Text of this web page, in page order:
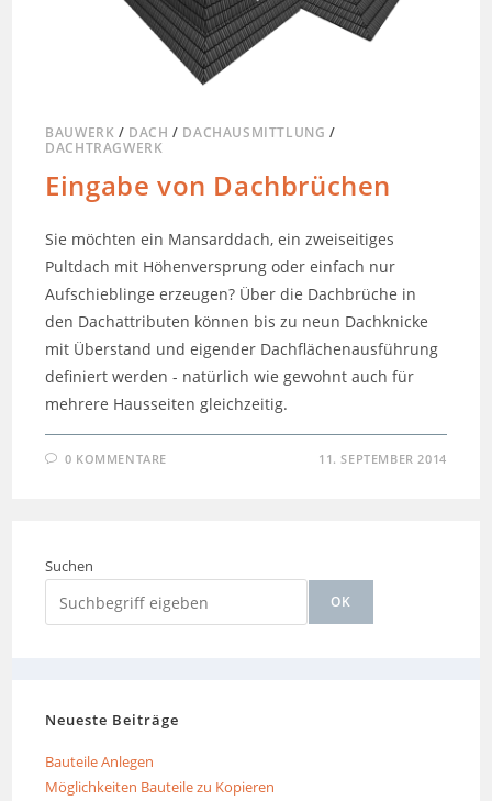
BAUWERK / DACH / DACHAUSMITTLUNG /
DACHTRAGWERK
Eingabe von Dachbrüchen
Sie möchten ein Mansarddach, ein zweiseitiges
Pultdach mit Höhenversprung oder einfach nur
Aufschieblinge erzeugen? Über die Dachbrüche in
den Dachattributen können bis zu neun Dachknicke
mit Überstand und eigender Dachflächenausführung
definiert werden - natürlich wie gewohnt auch für
mehrere Hausseiten gleichzeitig.
0 KOMMENTARE 11. SEPTEMBER 2014
Suchen
OK
Neueste Beiträge
Bauteile Anlegen
Möglichkeiten Bauteile zu Kopieren